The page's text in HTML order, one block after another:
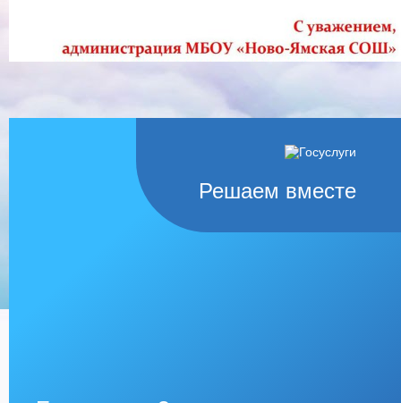
Решаем вместе